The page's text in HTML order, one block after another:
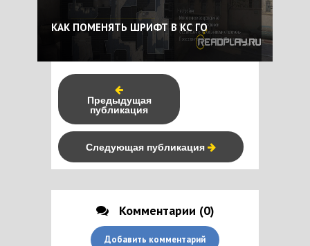
КАК ПОМЕНЯТЬ ШРИФТ В КС ГО
Предыдущая
публикация
Следующая публикация
Комментарии (0)
Добавить комментарий